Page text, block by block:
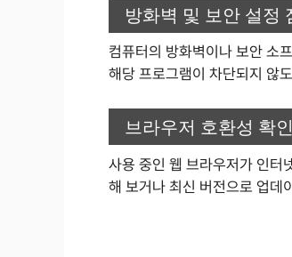
방화벽 및 보안 설정
컴퓨터의 방화벽이나 보안 소
해당 프로그램이 차단되지 않
브라우저 호환성 확인
사용 중인 웹 브라우저가 인터
해 보거나 최신 버전으로 업데